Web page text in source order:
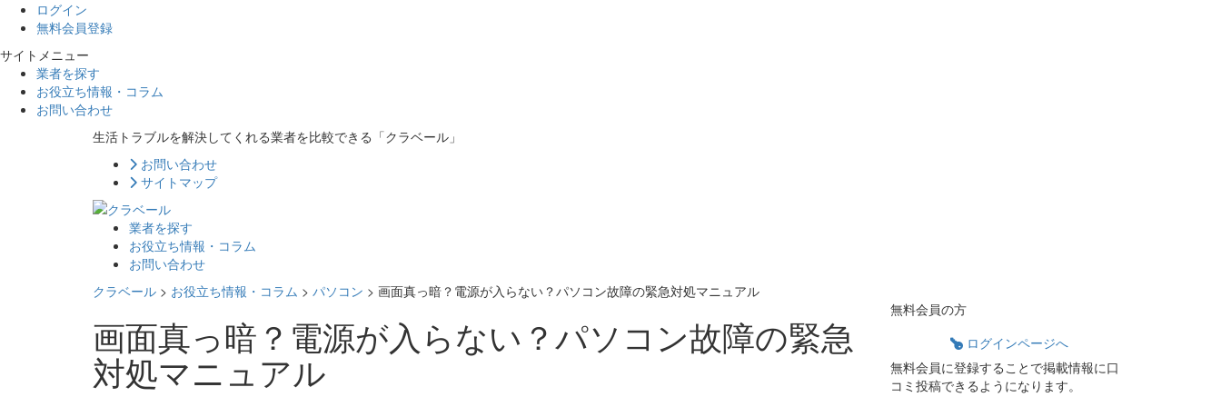
ログイン
無料会員登録
サイトメニュー
業者を探す
お役立ち情報・コラム
お問い合わせ
生活トラブルを解決してくれる業者を比較できる「クラベール」
お問い合わせ
サイトマップ
業者を探す
お役立ち情報・コラム
お問い合わせ
クラベール > お役立ち情報・コラム > パソコン > 画面真っ暗？電源が入らない？パソコン故障の緊急対処マニュアル
画面真っ暗？電源が入らない？パソコン故障の緊急
対処マニュアル
無料会員の方
ログインページへ
無料会員に登録することで掲載情報に口
コミ投稿できるようになります。